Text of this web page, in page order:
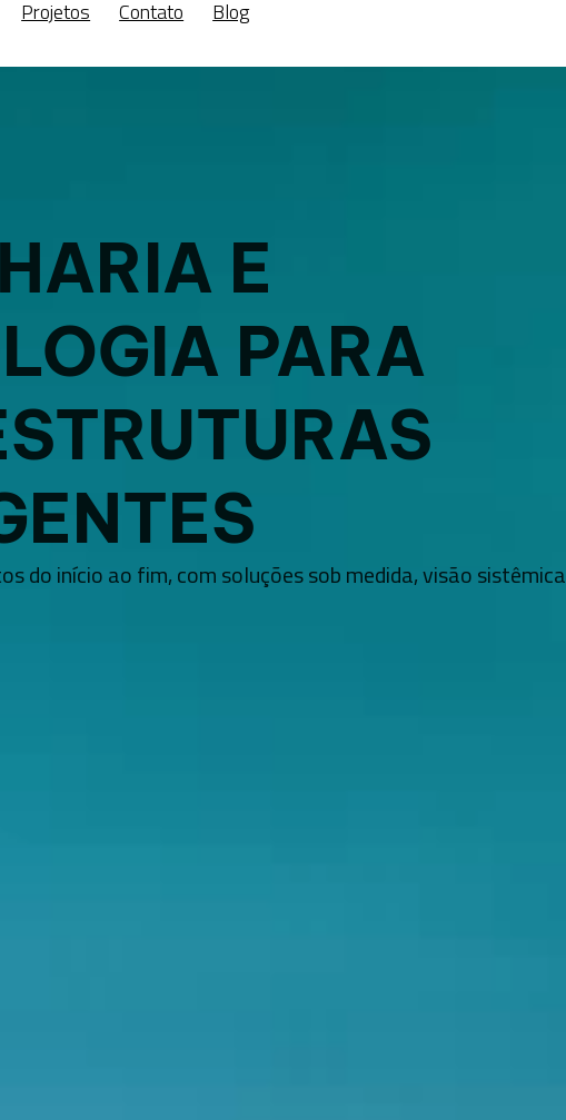
Projetos Contato Blog
E
PARA
do início ao fim, com soluções sob medida, visão sistêmica